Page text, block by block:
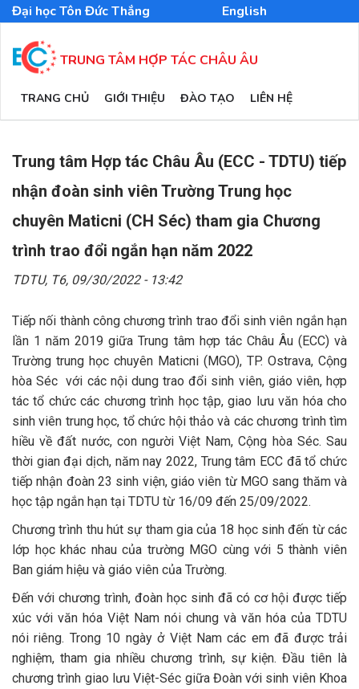
Nhảy
đến
dung
Đại học Tôn Đức Thắng English
TRUNG TÂM HỢP TÁC CHÂU ÂU
MAIN
NAVIGATION
TRANG CHỦ GIỚI THIỆU ĐÀO TẠO LIÊN HỆ
Trung tâm Hợp tác Châu Âu (ECC - TDTU) tiếp
nhận đoàn sinh viên Trường Trung học
chuyên Maticni (CH Séc) tham gia Chương
trình trao đổi ngắn hạn năm 2022
TDTU, T6, 09/30/2022 - 13:42
Tiếp nối thành công chương trình trao đổi sinh viên ngắn hạn
lần 1 năm 2019 giữa Trung tâm hợp tác Châu Âu (ECC) và
Trường trung học chuyên Maticni (MGO), TP. Ostrava, Cộng
hòa Séc với các nội dung trao đổi sinh viên, giáo viên, hợp
tác tổ chức các chương trình học tập, giao lưu văn hóa cho
sinh viên trung học, tổ chức hội thảo và các chương trình tìm
hiều về đất nước, con người Việt Nam, Cộng hòa Séc. Sau
thời gian đại dịch, năm nay 2022, Trung tâm ECC đã tổ chức
tiếp nhận đoàn 23 sinh viện, giáo viên từ MGO sang thăm và
học tập ngắn hạn tại TDTU từ 16/09 đến 25/09/2022.
Chương trình thu hút sự tham gia của 18 học sinh đến từ các
lớp học khác nhau của trường MGO cùng với 5 thành viên
Ban giám hiệu và giáo viên của Trường.
Đến với chương trình, đoàn học sinh đã có cơ hội được tiếp
xúc với văn hóa Việt Nam nói chung và văn hóa của TDTU
nói riêng. Trong 10 ngày ở Việt Nam các em đã được trải
nghiệm, tham gia nhiều chương trình, sự kiện. Đầu tiên là
chương trình giao lưu Việt-Séc giữa Đoàn với sinh viên Khoa